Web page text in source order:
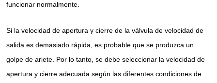
funcionar normalmente.
Si la velocidad de apertura y cierre de la válvula de velocidad de
salida es demasiado rápida, es probable que se produzca un
golpe de ariete. Por lo tanto, se debe seleccionar la velocidad de
apertura y cierre adecuada según las diferentes condiciones de